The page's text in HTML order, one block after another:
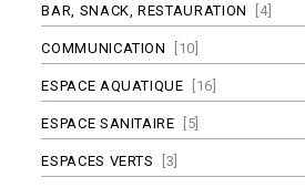
BAR, SNACK, RESTAURATION [4]
COMMUNICATION [10]
ESPACE AQUATIQUE [16]
ESPACE SANITAIRE [5]
ESPACES VERTS [3]